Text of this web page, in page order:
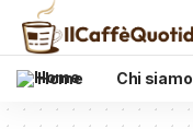
Home Chi siamo